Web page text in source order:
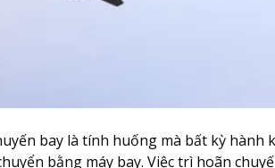
bay là tính huống mà bất kỳ
bằng máy bay. Việc trì hoãn